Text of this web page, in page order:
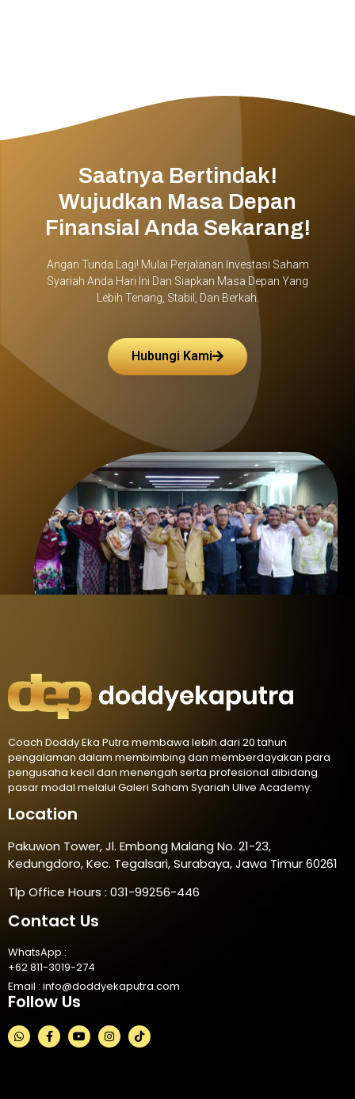
Saatnya Bertindak!
Wujudkan Masa Depan
Finansial Anda Sekarang!
Angan Tunda Lagi! Mulai Perjalanan Investasi Saham
Syariah Anda Hari Ini Dan Siapkan Masa Depan Yang
Lebih Tenang, Stabil, Dan Berkah.
Hubungi Kami
Coach Doddy Eka Putra membawa lebih dari 20 tahun
pengalaman dalam membimbing dan memberdayakan para
pengusaha kecil dan menengah serta profesional dibidang
pasar modal melalui Galeri Saham Syariah Ulive Academy.
Location
Pakuwon Tower, Jl. Embong Malang No. 21-23,
Kedungdoro, Kec. Tegalsari, Surabaya, Jawa Timur 60261
Tlp Office Hours : 031-99256-446
Contact Us
WhatsApp :
+62 811-3019-274
Email : info@doddyekaputra.com
Follow Us